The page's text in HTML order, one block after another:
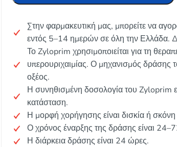
Στην φαρμακευτική μας, μπορείτε να
εντός 5–14 ημερών σε όλη την Ελλάδα.
Το Zyloprim χρησιμοποιείται για τη
υπερουριχαιμίας. Ο μηχανισμός δράσης
οξέος.
Η συνηθισμένη δοσολογία του Zyloprim
κατάσταση.
Η μορφή χορήγησης είναι δισκία ή σκόνη
Ο χρόνος έναρξης της δράσης είναι
Η διάρκεια δράσης είναι 24 ώρες.